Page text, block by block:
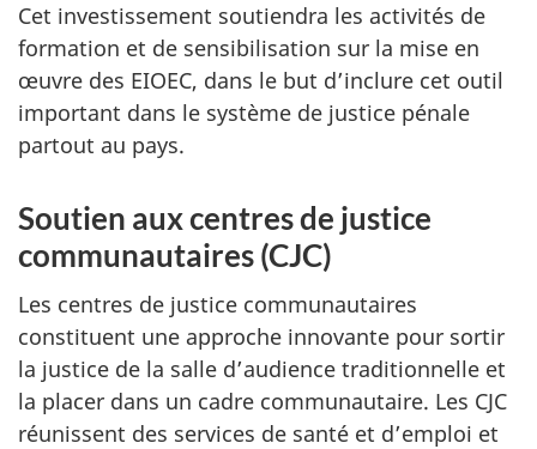
Cet investissement soutiendra les activités de
formation et de sensibilisation sur la mise en
œuvre des EIOEC, dans le but d’inclure cet outil
important dans le système de justice pénale
partout au pays.
Soutien aux centres de justice
communautaires (CJC)
Les centres de justice communautaires
constituent une approche innovante pour sortir
la justice de la salle d’audience traditionnelle et
la placer dans un cadre communautaire. Les CJC
réunissent des services de santé et d’emploi et